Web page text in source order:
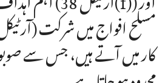
کار میں آتے ہیں، جس سے